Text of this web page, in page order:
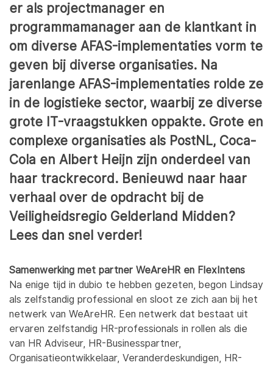
er als projectmanager en
programmamanager aan de klantkant in
om diverse AFAS-implementaties vorm te
geven bij diverse organisaties. Na
jarenlange AFAS-implementaties rolde ze
in de logistieke sector, waarbij ze diverse
grote IT-vraagstukken oppakte. Grote en
complexe organisaties als PostNL, Coca-
Cola en Albert Heijn zijn onderdeel van
haar trackrecord. Benieuwd naar haar
verhaal over de opdracht bij de
Veiligheidsregio Gelderland Midden?
Lees dan snel verder!
Samenwerking met partner WeAreHR en FlexIntens
Na enige tijd in dubio te hebben gezeten, begon Lindsay
als zelfstandig professional en sloot ze zich aan bij het
netwerk van WeAreHR. Een netwerk dat bestaat uit
ervaren zelfstandig HR-professionals in rollen als die
van HR Adviseur, HR-Businesspartner,
Organisatieontwikkelaar, Veranderdeskundigen, HR-